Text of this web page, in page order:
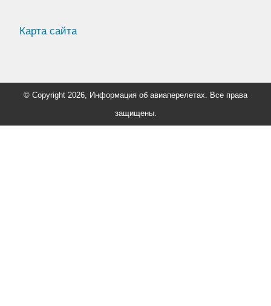
Карта сайта
© Copyright 2026, Информация об авиаперелетах. Все права
защищены.